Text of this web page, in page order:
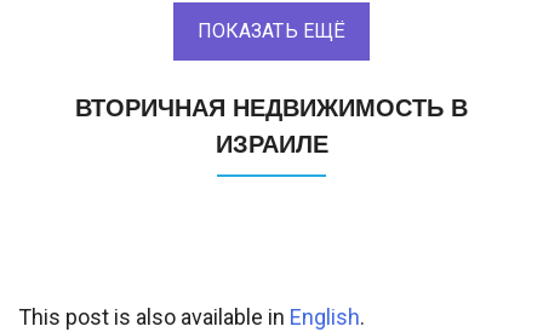
ПОКАЗАТЬ ЕЩЁ
ВТОРИЧНАЯ НЕДВИЖИМОСТЬ В
ИЗРАИЛЕ
This post is also available in English.